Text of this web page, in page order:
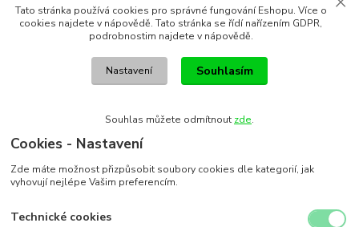
Tato stránka používá cookies pro správné fungování Eshopu. Více o
cookies najdete v nápovědě. Tato stránka se řídí nařízením GDPR,
podrobnostim najdete v nápovědě.
Nastavení Souhlasím
Souhlas můžete odmítnout zde.
Cookies - Nastavení
Zde máte možnost přizpůsobit soubory cookies dle kategorií, jak
vyhovují nejlépe Vašim preferencím.
Technické cookies